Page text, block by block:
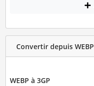
Convertir depuis WEBP
WEBP à 3GP